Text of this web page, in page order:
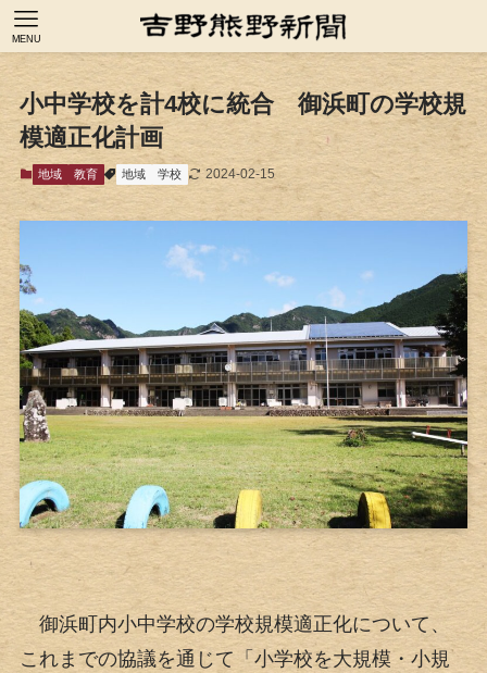
MENU
小中学校を計4校に統合 御浜町の学校規
模適正化計画
地域 教育 地域 学校 2024-02-15
御浜町内小中学校の学校規模適正化について、
これまでの協議を通じて「小学校を大規模・小規